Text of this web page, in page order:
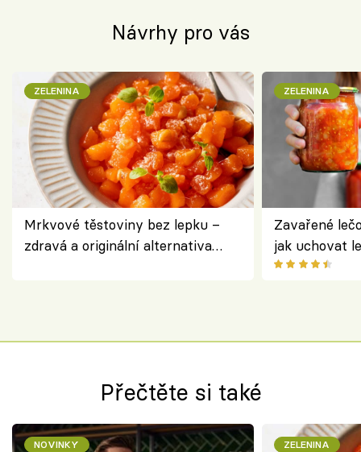
Návrhy pro vás
ZELENINA
Mrkvové těstoviny bez lepku –
zdravá a originální alternativa
ZELENINA
Zavařené
jak uchovat
Přečtěte si také
NOVINKY ZELENINA